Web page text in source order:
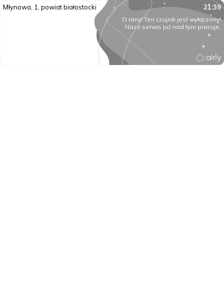
Młynowa, 1, powiat białostocki 21:39
O rany! Ten czujnik jest wyłączony!
Nasz serwis już nad tym pracuje.